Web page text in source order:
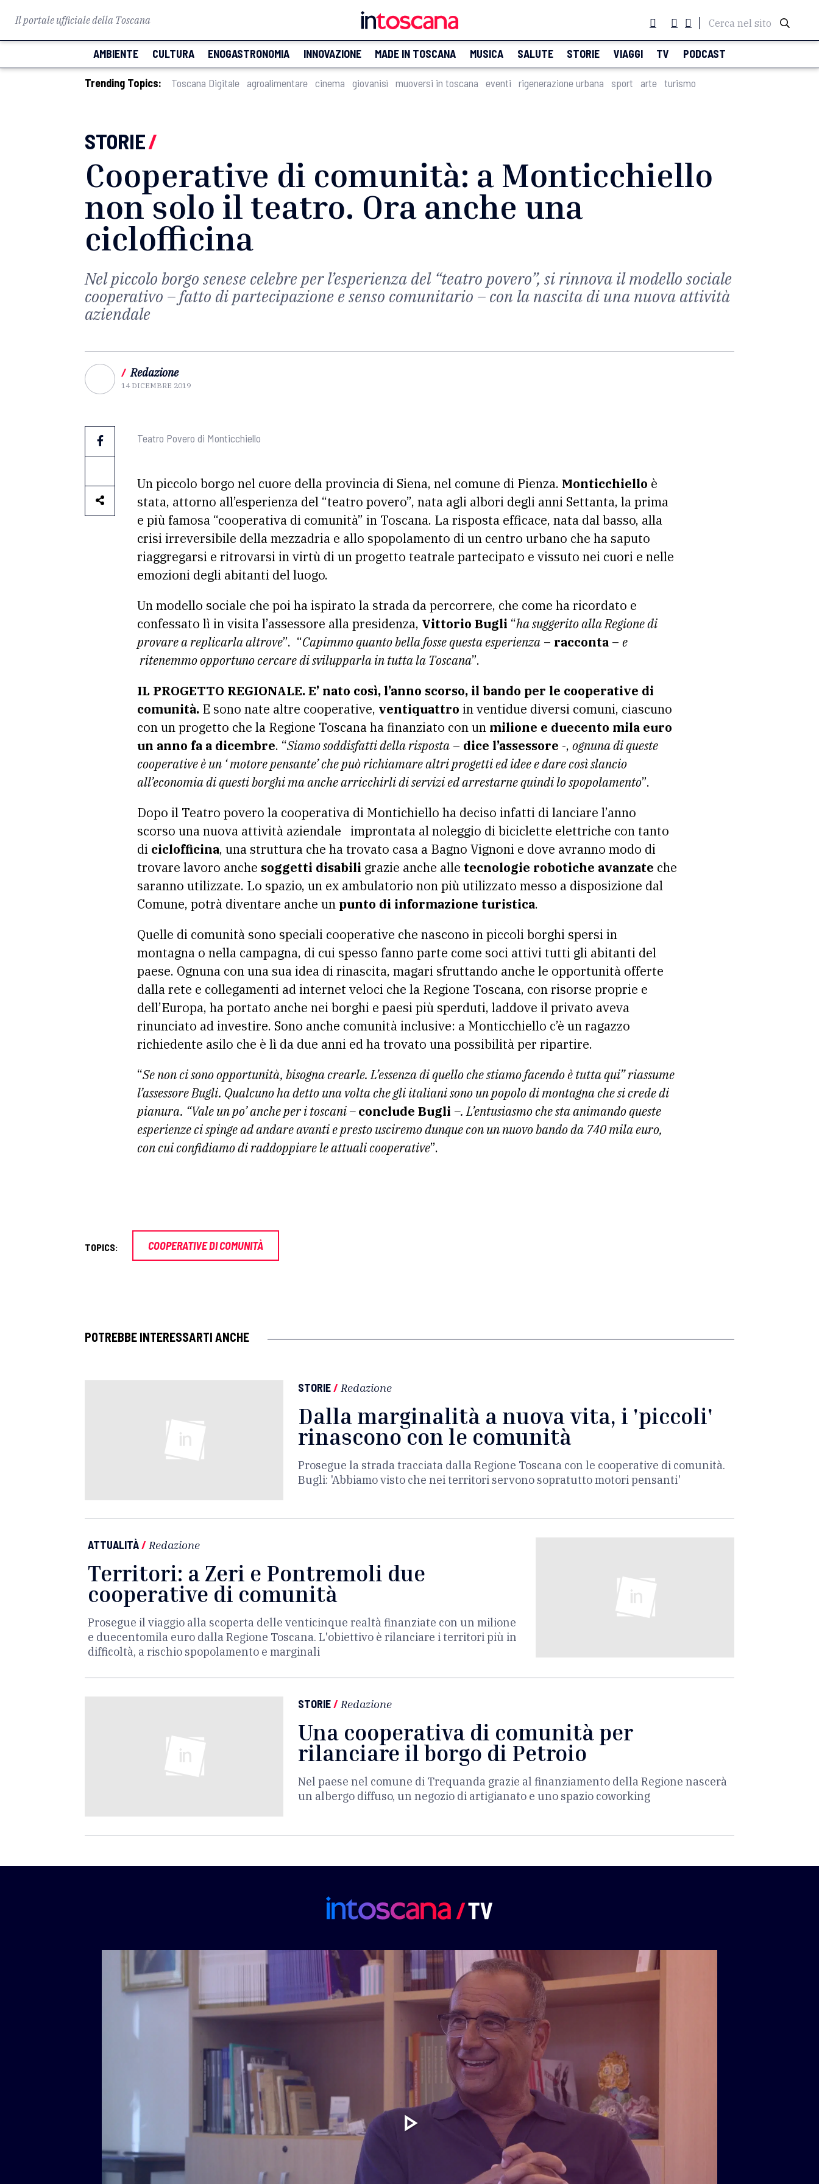
Il portale ufficiale della Toscana Cerca nel sito
AMBIENTE CULTURA ENOGASTRONOMIA INNOVAZIONE MADE IN TOSCANA MUSICA SALUTE STORIE VIAGGI TV PODCAST
Trending Topics: Toscana Digitale agroalimentare cinema giovanisì muoversi in toscana eventi rigenerazione urbana sport arte turismo
STORIE/
Cooperative di comunità: a Monticchiello
non solo il teatro. Ora anche una
ciclofficina
Nel piccolo borgo senese celebre per l’esperienza del “teatro povero”, si rinnova il modello sociale
cooperativo – fatto di partecipazione e senso comunitario – con la nascita di una nuova attività
aziendale
/ Redazione
14 DICEMBRE 2019
Teatro Povero di Monticchiello
Un piccolo borgo nel cuore della provincia di Siena, nel comune di Pienza. Monticchiello è
stata, attorno all’esperienza del “teatro povero”, nata agli albori degli anni Settanta, la prima
e più famosa “cooperativa di comunità” in Toscana. La risposta efficace, nata dal basso, alla
crisi irreversibile della mezzadria e allo spopolamento di un centro urbano che ha saputo
riaggregarsi e ritrovarsi in virtù di un progetto teatrale partecipato e vissuto nei cuori e nelle
emozioni degli abitanti del luogo.
Un modello sociale che poi ha ispirato la strada da percorrere, che come ha ricordato e
confessato lì in visita l’assessore alla presidenza, Vittorio Bugli “ha suggerito alla Regione di
provare a replicarla altrove”. “Capimmo quanto bella fosse questa esperienza – racconta – e
ritenemmo opportuno cercare di svilupparla in tutta la Toscana”.
IL PROGETTO REGIONALE. E’ nato così, l’anno scorso, il bando per le cooperative di
comunità. E sono nate altre cooperative, ventiquattro in ventidue diversi comuni, ciascuno
con un progetto che la Regione Toscana ha finanziato con un milione e duecento mila euro
un anno fa a dicembre. “Siamo soddisfatti della risposta – dice l’assessore -, ognuna di queste
cooperative è un ‘ motore pensante’ che può richiamare altri progetti ed idee e dare così slancio
all’economia di questi borghi ma anche arricchirli di servizi ed arrestarne quindi lo spopolamento”.
Dopo il Teatro povero la cooperativa di Montichiello ha deciso infatti di lanciare l’anno
scorso una nuova attività aziendale improntata al noleggio di biciclette elettriche con tanto
di ciclofficina, una struttura che ha trovato casa a Bagno Vignoni e dove avranno modo di
trovare lavoro anche soggetti disabili grazie anche alle tecnologie robotiche avanzate che
saranno utilizzate. Lo spazio, un ex ambulatorio non più utilizzato messo a disposizione dal
Comune, potrà diventare anche un punto di informazione turistica.
Quelle di comunità sono speciali cooperative che nascono in piccoli borghi spersi in
montagna o nella campagna, di cui spesso fanno parte come soci attivi tutti gli abitanti del
paese. Ognuna con una sua idea di rinascita, magari sfruttando anche le opportunità offerte
dalla rete e collegamenti ad internet veloci che la Regione Toscana, con risorse proprie e
dell’Europa, ha portato anche nei borghi e paesi più sperduti, laddove il privato aveva
rinunciato ad investire. Sono anche comunità inclusive: a Monticchiello c’è un ragazzo
richiedente asilo che è lì da due anni ed ha trovato una possibilità per ripartire.
“Se non ci sono opportunità, bisogna crearle. L’essenza di quello che stiamo facendo è tutta qui” riassume
l’assessore Bugli. Qualcuno ha detto una volta che gli italiani sono un popolo di montagna che si crede di
pianura. “Vale un po’ anche per i toscani –conclude Bugli –. L’entusiasmo che sta animando queste
esperienze ci spinge ad andare avanti e presto usciremo dunque con un nuovo bando da 740 mila euro,
con cui confidiamo di raddoppiare le attuali cooperative”.
TOPICS: COOPERATIVE DI COMUNITÀ
POTREBBE INTERESSARTI ANCHE
STORIE/ Redazione
Dalla marginalità a nuova vita, i 'piccoli'
rinascono con le comunità
Prosegue la strada tracciata dalla Regione Toscana con le cooperative di comunità.
Bugli: 'Abbiamo visto che nei territori servono sopratutto motori pensanti'
ATTUALITÀ/ Redazione
Territori: a Zeri e Pontremoli due
cooperative di comunità
Prosegue il viaggio alla scoperta delle venticinque realtà finanziate con un milione
e duecentomila euro dalla Regione Toscana. L'obiettivo è rilanciare i territori più in
difficoltà, a rischio spopolamento e marginali
STORIE/ Redazione
Una cooperativa di comunità per
rilanciare il borgo di Petroio
Nel paese nel comune di Trequanda grazie al finanziamento della Regione nascerà
un albergo diffuso, un negozio di artigianato e uno spazio coworking